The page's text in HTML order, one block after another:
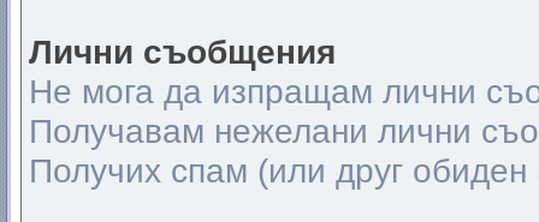
Лични съобщения
Не мога да изпращам лични
Получавам нежелани лични
Получих спам (или друг